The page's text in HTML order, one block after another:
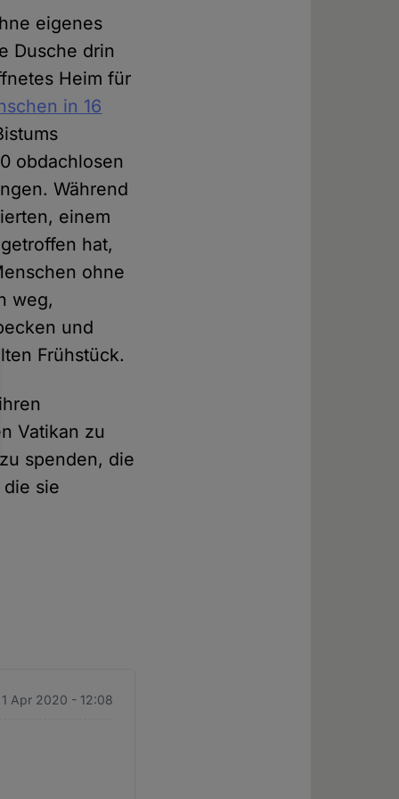
eigenes
Dusche drin
Heim für
in 16
obdachlosen
Während
einem
hat,
ohne
weg,
und
Frühstück.
Vatikan zu
spenden, die
sie
Apr 2020 - 12:08